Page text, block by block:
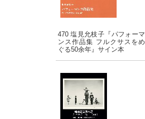
470 塩見允枝子『パフォーマ
ンス作品集 フルクサスをめ
ぐる50余年』サイン本